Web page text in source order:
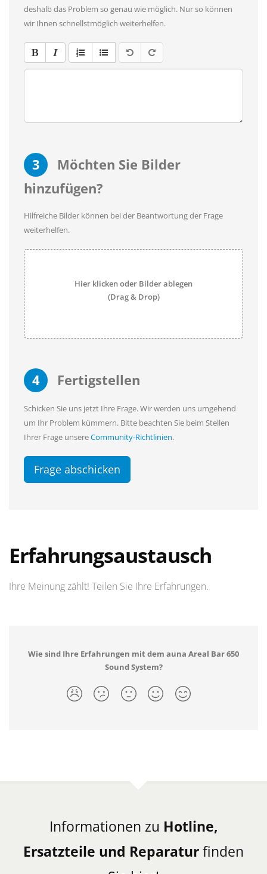
deshalb das Problem so genau wie möglich. Nur so können
wir Ihnen schnellstmöglich weiterhelfen.
3
Möchten Sie Bilder
hinzufügen?
Hilfreiche Bilder können bei der Beantwortung der Frage
weiterhelfen.
Hier klicken oder Bilder ablegen
(Drag & Drop)
4 Fertigstellen
Schicken Sie uns jetzt Ihre Frage. Wir werden uns umgehend
um Ihr Problem kümmern. Bitte beachten Sie beim Stellen
Ihrer Frage unsereCommunity-Richtlinien.
Frage abschicken
Erfahrungsaustausch
Ihre Meinung zählt! Teilen Sie Ihre Erfahrungen.
Wie sind Ihre Erfahrungen mit dem auna Areal Bar 650
Sound System?
Informationen zu Hotline,
Ersatzteile und Reparaturfinden